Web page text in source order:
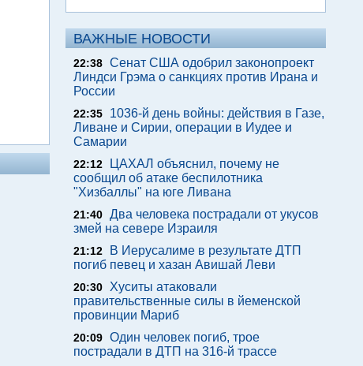
ВАЖНЫЕ НОВОСТИ
22:38 Сенат США одобрил законопроект
Линдси Грэма о санкциях против Ирана и
России
22:35
1036-й день войны: действия в Газе,
Ливане и Сирии, операции в Иудее и
Самарии
22:12
ЦАХАЛ объяснил, почему не
сообщил об атаке беспилотника
"Хизбаллы" на юге Ливана
21:40 Два человека пострадали от укусов
змей на севере Израиля
21:12
В Иерусалиме в результате ДТП
погиб певец и хазан Авишай Леви
20:30
Хуситы атаковали
правительственные силы в йеменской
провинции Мариб
20:09 Один человек погиб, трое
пострадали в ДТП на 316-й трассе